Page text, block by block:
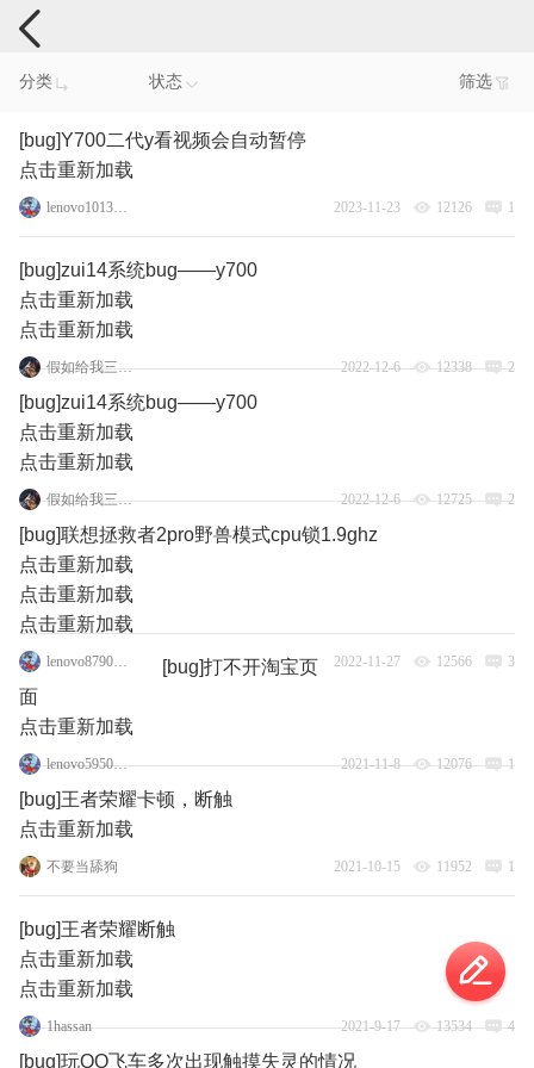
手机反馈
分类 状态 筛选
[bug]Y700二代y看视频会自动暂停
点击重新加载
lenovo101383807 2023-11-23 12126 1
[bug]zui14系统bug——y700
点击重新加载
点击重新加载
假如给我三件光明 2022-12-6 12338 2
[bug]zui14系统bug——y700
点击重新加载
点击重新加载
假如给我三件光明 2022-12-6 12725 2
[bug]联想拯救者2pro野兽模式cpu锁1.9ghz
点击重新加载
点击重新加载
点击重新加载
lenovo87908035 2022-11-27 12566 3
[bug]打不开淘宝页
面
点击重新加载
lenovo59508615 2021-11-8 12076 1
[bug]王者荣耀卡顿，断触
点击重新加载
不要当舔狗 2021-10-15 11952 1
[bug]王者荣耀断触
点击重新加载
点击重新加载
1hassan 2021-9-17 13534 4
[bug]玩QQ飞车多次出现触摸失灵的情况